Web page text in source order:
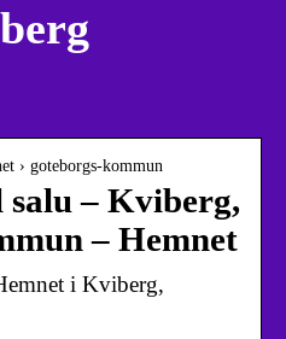
› goteborgs-kommun
– Kviberg,
– Hemnet
i Kviberg,